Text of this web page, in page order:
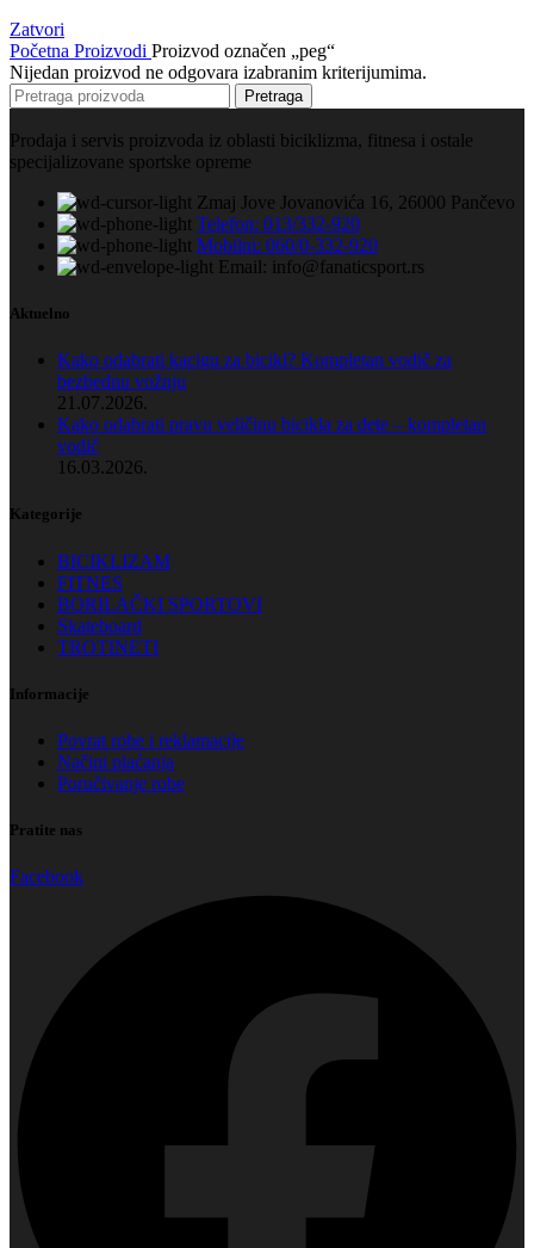
Zatvori
Početna Proizvodi Proizvod označen „peg“
Nijedan proizvod ne odgovara izabranim kriterijumima.
Pretraga
Prodaja i servis proizvoda iz oblasti biciklizma, fitnesa i ostale
specijalizovane sportske opreme
Zmaj Jove Jovanovića 16, 26000 Pančevo
Telefon: 013/332-920
Mobilni: 060/0-332-920
Email: info@fanaticsport.rs
Aktuelno
Kako odabrati kacigu za bicikl? Kompletan vodič za
bezbednu vožnju
21.07.2026.
Kako odabrati pravu veličinu bicikla za dete – kompletan
vodič
16.03.2026.
Kategorije
BICIKLIZAM
FITNES
BORILAČKI SPORTOVI
Skateboard
TROTINETI
Informacije
Povrat robe i reklamacije
Načini plaćanja
Poručivanje robe
Pratite nas
Facebook